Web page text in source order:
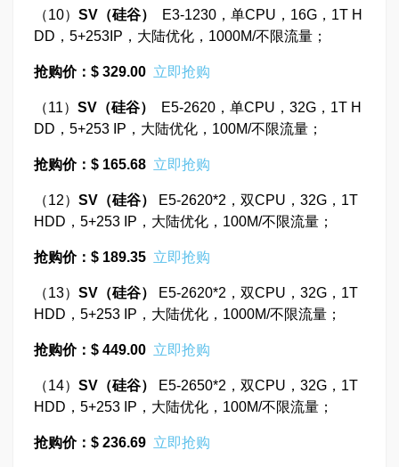
（10） SV （硅谷）
E3-1230，单CPU，16G，1T H
DD，5+253IP，大陆优化，1000M/不限流量；
抢购价：$ 329.00 立即抢购
（11） SV （硅谷）
E5-2620，单CPU，32G，1T H
DD，5+253 IP，大陆优化，100M/不限流量；
抢购价：$ 165.68 立即抢购
（12） SV （硅谷）
E5-2620*2，双CPU，32G，1T
HDD，5+253 IP，大陆优化，100M/不限流量；
抢购价：$ 189.35 立即抢购
（13） SV （硅谷）
E5-2620*2，双CPU，32G，1T
HDD，5+253 IP，大陆优化，1000M/不限流量；
抢购价：$ 449.00 立即抢购
（14） SV （硅谷）
E5-2650*2，双CPU，32G，1T
HDD，5+253 IP，大陆优化，100M/不限流量；
抢购价：$ 236.69 立即抢购